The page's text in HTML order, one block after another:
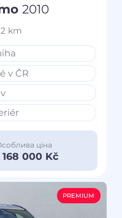
2010
km
v ČR
ціна
168 000 Kč
PREMIUM